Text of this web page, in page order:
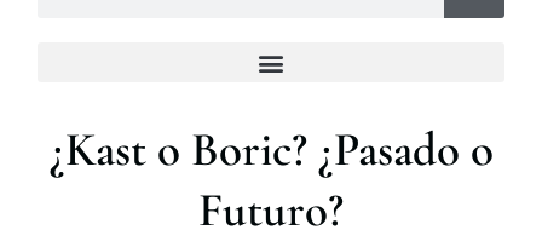
¿Kast o Boric? ¿Pasado o
Futuro?